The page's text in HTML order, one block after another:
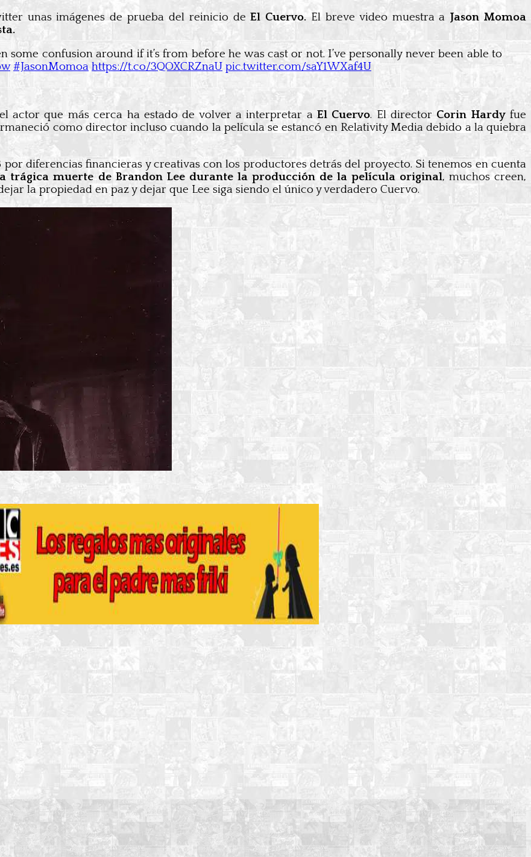
unas imágenes de prueba del reinicio de El Cuervo. El breve video muestra a Jason Momoa
some confusion around if it’s from before he was cast or not. I’ve personally never been able to
#JasonMomoa https://t.co/3QOXCRZnaU pic.twitter.com/saY1WXaf4U
actor que más cerca ha estado de volver a interpretar a El Cuervo. El director Corin Hardyfue
como director incluso cuando la película se estancó en Relativity Media debido a la quiebra
por diferencias financieras y creativas con los productores detrás del proyecto. Si tenemos en cuenta
trágica muerte de Brandon Lee durante la producción de la película original, muchos creen,
la propiedad en paz y dejar que Lee siga siendo el único y verdadero Cuervo.